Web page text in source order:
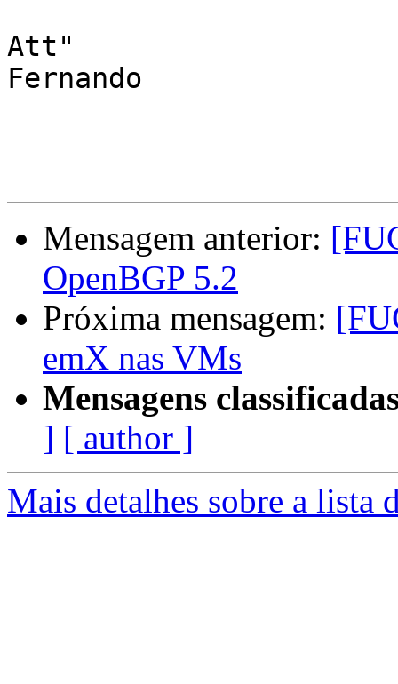
Att"
Fernando
Mensagem anterior:
OpenBGP 5.2
Próxima mensagem:
emX nas VMs
Mensagens
] [ author ]
Mais detalhes sobre a lista